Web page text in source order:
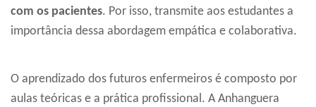
com os pacientes. Por isso, transmite aos estudantes a
importância dessa abordagem empática e colaborativa.
O aprendizado dos futuros enfermeiros é composto por
aulas teóricas e a prática profissional. A Anhanguera